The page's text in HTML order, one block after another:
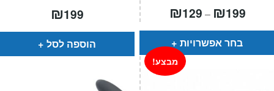
₪199
הוספה לסל
₪129 – ₪199טווח
⁦₪129⁩
בחר אפשרויות
מבצע!